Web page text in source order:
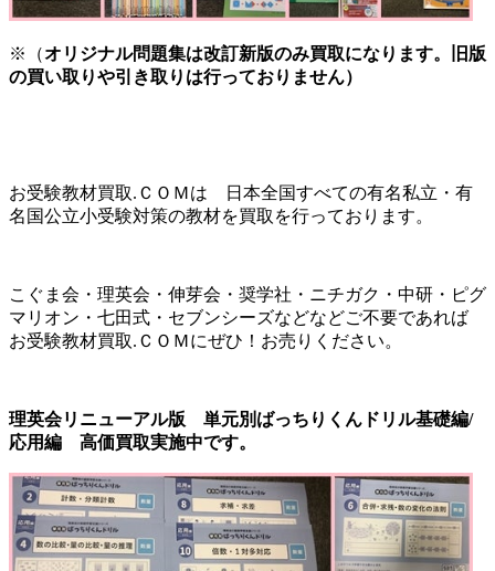
※（オリジナル問題集は改訂新版のみ買取になります。旧版
の買い取りや引き取りは行っておりません）
お受験教材買取.ＣＯＭは 日本全国すべての有名私立・有
名国公立小受験対策の教材を買取を行っております。
こぐま会・理英会・伸芽会・奨学社・ニチガク・中研・ピグ
マリオン・七田式・セブンシーズなどなどご不要であれば
お受験教材買取.ＣＯＭにぜひ！お売りください。
理英会リニューアル版 単元別ばっちりくんドリル基礎編/
応用編 高価買取実施中です。